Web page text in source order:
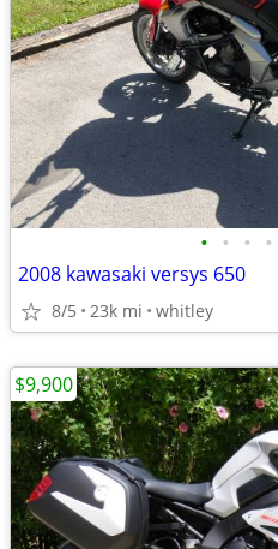
• • • •
2008 kawasaki versys 650
8/5 23k mi whitley
$9,900